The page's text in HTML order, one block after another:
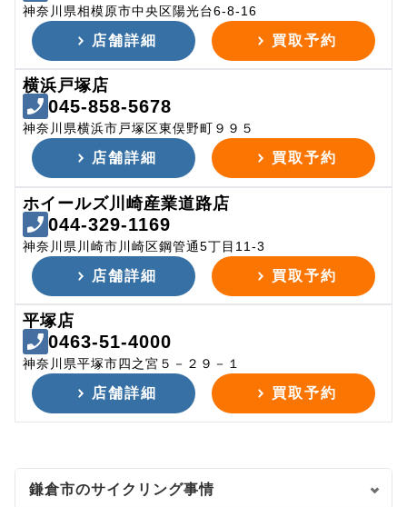
神奈川県相模原市中央区陽光台6-8-16
店舗詳細 買取予約
横浜戸塚店
045-858-5678
神奈川県横浜市戸塚区東俣野町９９５
店舗詳細 買取予約
ホイールズ川崎産業道路店
044-329-1169
神奈川県川崎市川崎区鋼管通5丁目11-3
店舗詳細 買取予約
平塚店
0463-51-4000
神奈川県平塚市四之宮５－２９－１
店舗詳細 買取予約
鎌倉市のサイクリング事情